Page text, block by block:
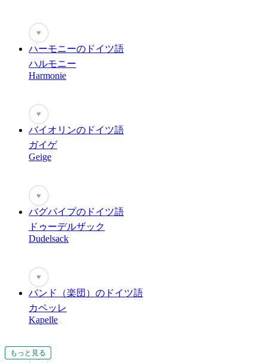
もっと見る
もっと見る
もっと見る
♥
ハーモニーのドイツ語
ハルモニー
Harmonie
♥
バイオリンのドイツ語
ガイゲ
Geige
♥
バグパイプのドイツ語
ドゥーデルザック
Dudelsack
♥
バンド（楽団）のドイツ語
カペッレ
Kapelle
♥